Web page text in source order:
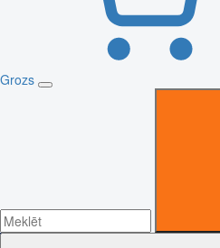
Grozs